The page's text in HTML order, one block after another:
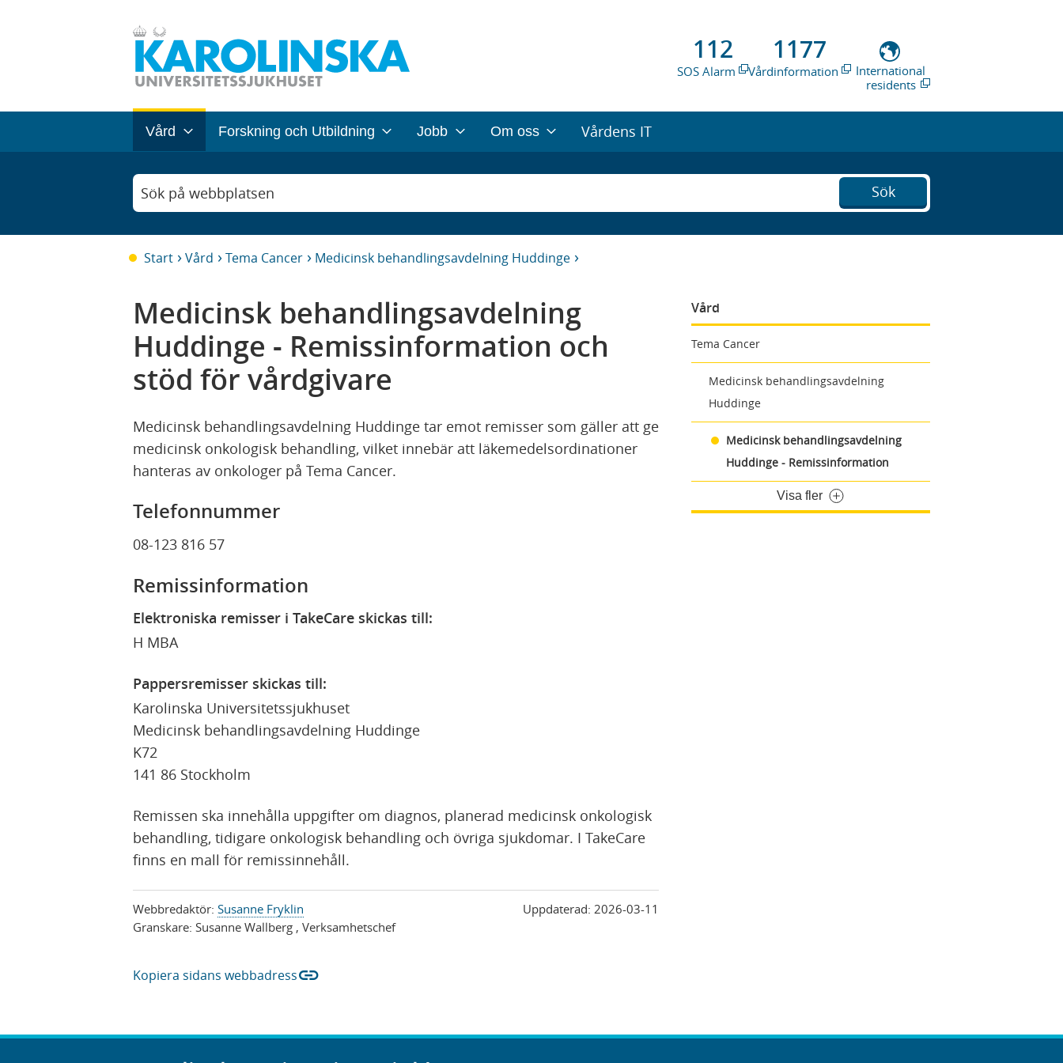
112
SOS Alarm
1177
Vårdinformation
International
residents
Vård Forskning och Utbildning Jobb Om oss Vårdens IT
Sök på webbplatsen Sök
Start Vård Tema Cancer Medicinsk behandlingsavdelning Huddinge
Vård
Tema Cancer
Medicinsk behandlingsavdelning
Huddinge
Medicinsk behandlingsavdelning
Huddinge - Remissinformation
Visa fler
Medicinsk behandlingsavdelning
Huddinge - Remissinformation och
stöd för vårdgivare
Medicinsk behandlingsavdelning Huddinge tar emot remisser som gäller att ge
medicinsk onkologisk behandling, vilket innebär att läkemedelsordinationer
hanteras av onkologer på Tema Cancer.
Telefonnummer
08-123 816 57
Remissinformation
Elektroniska remisser i TakeCare skickas till:
H MBA
Pappersremisser skickas till:
Karolinska Universitetssjukhuset
Medicinsk behandlingsavdelning Huddinge
K72
141 86 Stockholm
Remissen ska innehålla uppgifter om diagnos, planerad medicinsk onkologisk
behandling, tidigare onkologisk behandling och övriga sjukdomar. I TakeCare
finns en mall för remissinnehåll.
Webbredaktör: Susanne Fryklin
Granskare: Susanne Wallberg , Verksamhetschef
Uppdaterad: 2026-03-11
Kopiera sidans webbadresslink